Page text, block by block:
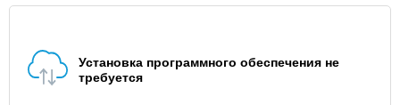
Установка программного обеспечения не
требуется